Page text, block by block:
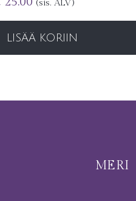
(sis. ALV)
LISÄÄ KORIIN
MERI